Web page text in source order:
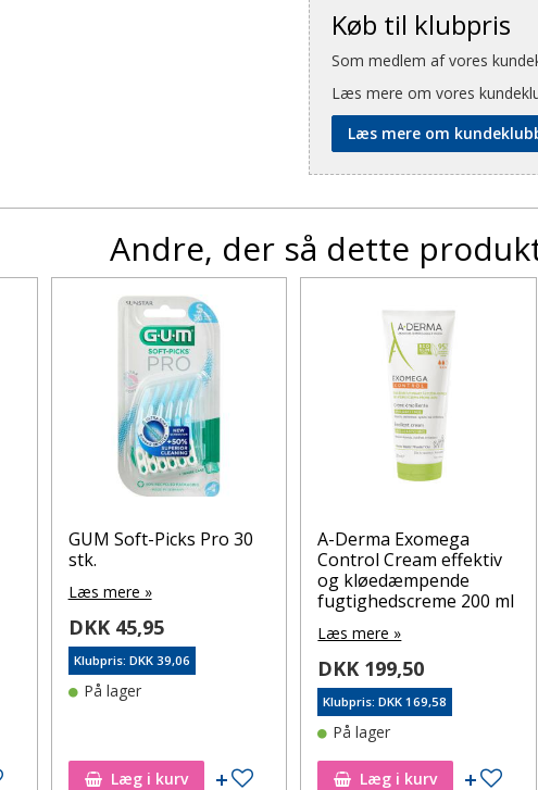
Køb til klubpris
Som medlem af vores
Læs mere om vores
Læs mere om
Andre, der så dette
Tilføj til ønskeseddel
GUM Soft-Picks Pro 30
stk.
Læs mere »
DKK 45,95
Klubpris: DKK 39,06
På lager
Læg i kurv Tilføj til ønskeseddel
A-Derma Exomega
Control Cream effektiv
og kløedæmpende
fugtighedscreme 200 ml
Læs mere »
DKK 199,50
Klubpris: DKK 169,58
På lager
Læg i kurv